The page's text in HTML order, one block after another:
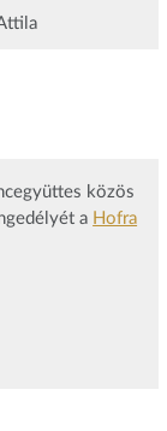
közös
a Hofra